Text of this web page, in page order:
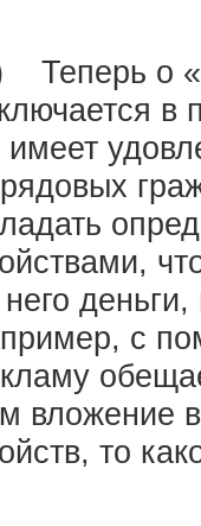
Теперь о
в
имеет
него
с
вложение
то